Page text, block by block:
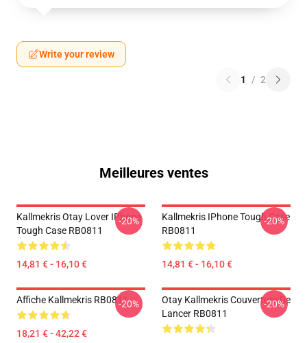
Write your review
1 / 2
Meilleures ventes
Kallmekris Otay Lover IPhone
Tough Case RB0811
14,81 € - 16,10 €
-20%
Kallmekris IPhone Tough Case
RB0811
14,81 € - 16,10 €
-20%
Affiche Kallmekris RB0811
18,21 € - 42,22 €
-20%
Otay Kallmekris Couverture De
Lancer RB0811
-20%